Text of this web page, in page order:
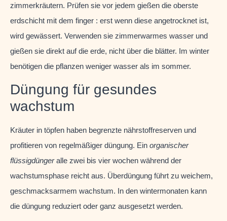
zimmerkräutern. Prüfen sie vor jedem gießen die oberste
erdschicht mit dem finger : erst wenn diese angetrocknet ist,
wird gewässert. Verwenden sie zimmerwarmes wasser und
gießen sie direkt auf die erde, nicht über die blätter. Im winter
benötigen die pflanzen weniger wasser als im sommer.
Düngung für gesundes
wachstum
Kräuter in töpfen haben begrenzte nährstoffreserven und
profitieren von regelmäßiger düngung. Ein organischer
flüssigdüngeralle zwei bis vier wochen während der
wachstumsphase reicht aus. Überdüngung führt zu weichem,
geschmacksarmem wachstum. In den wintermonaten kann
die düngung reduziert oder ganz ausgesetzt werden.